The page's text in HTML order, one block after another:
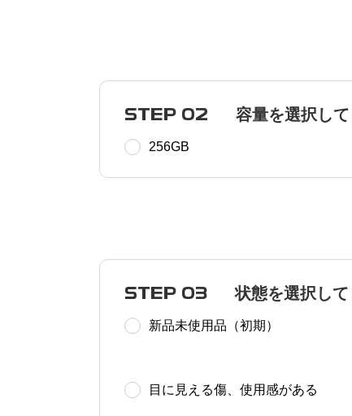
STEP 02 容量を選択し
256GB
STEP 03 状態を選択し
新品未使用品（初期）
目に見える傷、使用感がある